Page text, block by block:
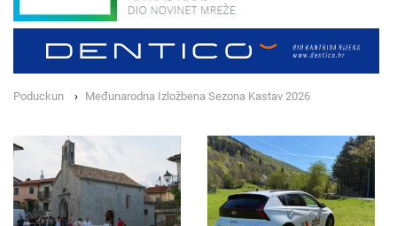
Poduckun Međunarodna Izložbena Sezona Kastav 2026